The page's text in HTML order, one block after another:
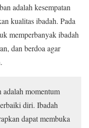
adalah kesempatan
kualitas ibadah. Pada
memperbanyak ibadah
dan berdoa agar
momentum
diri. Ibadah
dapat membuka